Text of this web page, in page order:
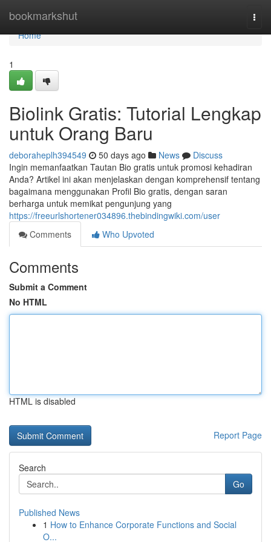
bookmarkshut
Home
Home
1
Biolink Gratis: Tutorial Lengkap
untuk Orang Baru
deboraheplh394549 50 days ago News
Discuss
Ingin memanfaatkan Tautan Bio gratis untuk promosi kehadiran
Anda? Artikel ini akan menjelaskan dengan komprehensif tentang
bagaimana menggunakan Profil Bio gratis, dengan saran
berharga untuk memikat pengunjung yang
https://freeurlshortener034896.thebindingwiki.com/user
Comments
Who Upvoted
Comments
Submit a Comment
No HTML
HTML is disabled
Report Page
Search
Go
Published News
1 How to Enhance Corporate Functions and Social
O...